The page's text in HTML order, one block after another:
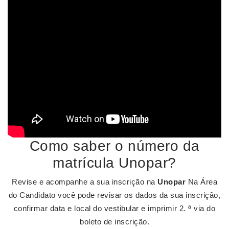
Como saber o número da
matrícula Unopar?
Revise e acompanhe a sua inscrição na Unopar Na Área
do Candidato você pode revisar os dados da sua inscrição,
confirmar data e local do vestibular e imprimir 2. ª via do
boleto de inscrição.